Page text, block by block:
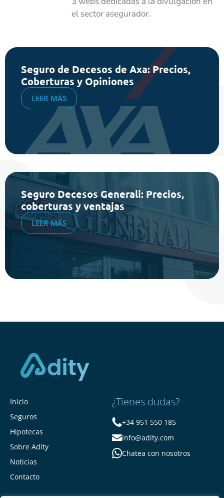
el sector asegurador.
Seguro de Decesos de Axa: Precios,
Coberturas y Opiniones
LEER MÁS
Seguro Decesos Generali: Precios,
coberturas y ventajas
LEER MÁS
Inicio
Seguros
Hipotecas
Sobre Adity
Noticias
Contacto
¿Tienes dudas?
+34 951 550 185
info@adity.com
Chatea con nosotros